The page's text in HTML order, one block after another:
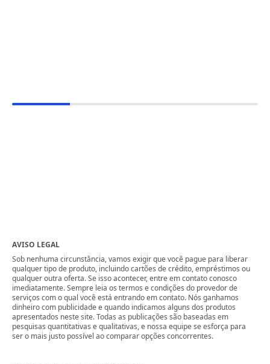
AVISO LEGAL
Sob nenhuma circunstância, vamos exigir que você pague para liberar
qualquer tipo de produto, incluindo cartões de crédito, empréstimos ou
qualquer outra oferta. Se isso acontecer, entre em contato conosco
imediatamente. Sempre leia os termos e condições do provedor de
serviços com o qual você está entrando em contato. Nós ganhamos
dinheiro com publicidade e quando indicamos alguns dos produtos
apresentados neste site. Todas as publicações são baseadas em
pesquisas quantitativas e qualitativas, e nossa equipe se esforça para
ser o mais justo possível ao comparar opções concorrentes.